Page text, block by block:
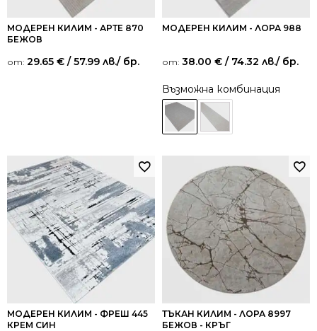
МОДЕРЕН КИЛИМ - АРТЕ 870
БЕЖОВ
от: 29.65 € / 57.99 лв./ бр.
МОДЕРЕН КИЛИМ - ЛОРА 988
от: 38.00 € / 74.32 лв./ бр.
Възможна комбинация
МОДЕРЕН КИЛИМ - ФРЕШ 445
КРЕМ СИН
ТЪКАН КИЛИМ - ЛОРА 8997
БЕЖОВ - КРЪГ